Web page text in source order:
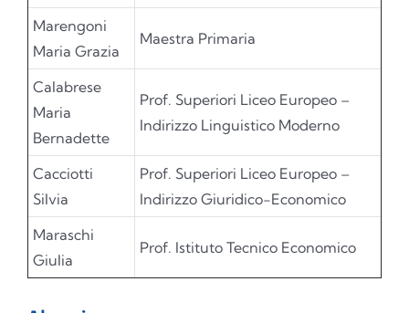
Marengoni
Maria Grazia
Maestra Primaria
Calabrese
Maria
Bernadette
Prof. Superiori Liceo Europeo –
Indirizzo Linguistico Moderno
Cacciotti
Silvia
Prof. Superiori Liceo Europeo –
Indirizzo Giuridico-Economico
Maraschi
Giulia
Prof. Istituto Tecnico Economico